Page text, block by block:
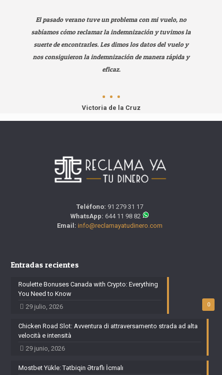
El pasado verano tuve un problema con mi vuelo, no
sabíamos cómo reclamar la indemnización y tuvimos la
suerte de encontrarles. Les dimos los datos del vuelo y
nos consiguieron la indemnización de manera rápida y
eficaz.
Victoria de la Cruz
Teléfono: 91 279 31 17
WhatsApp: 644 11 98 82
Email: info@reclamayatudinero.com
Entradas recientes
0
Roulette Bonuses Canada with Crypto: Everything
You Need to Know
29 julio, 2026
Chicken Road Slot: Avventura di attraversamento strada ad alta
velocità e intensità
29 junio, 2026
Mostbet Yükle: Tətbiqin Ətraflı İcmalı